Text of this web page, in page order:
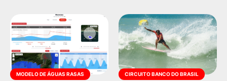
Kelly Slater convidado.
MODELO DE ÁGUAS RASAS CIRCUITO BANCO DO BRASIL